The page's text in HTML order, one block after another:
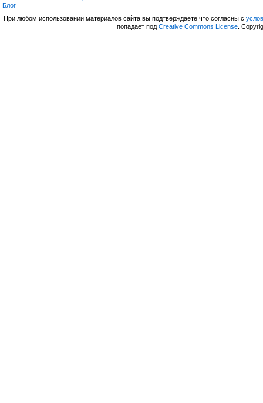
Блог
При любом использовании материалов сайта вы подтверждаете что согласны с
попадает под Creative Commons License.